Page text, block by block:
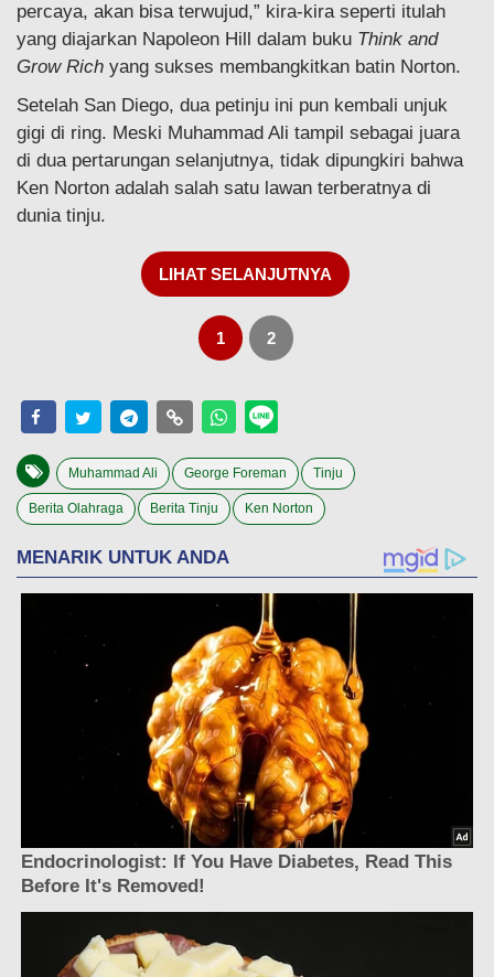
percaya, akan bisa terwujud,” kira-kira seperti itulah
yang diajarkan Napoleon Hill dalam buku Think and
Grow Rich yang sukses membangkitkan batin Norton.
Setelah San Diego, dua petinju ini pun kembali unjuk
gigi di ring. Meski Muhammad Ali tampil sebagai juara
di dua pertarungan selanjutnya, tidak dipungkiri bahwa
Ken Norton adalah salah satu lawan terberatnya di
dunia tinju.
LIHAT SELANJUTNYA
1 2
Muhammad Ali George Foreman Tinju
Berita Olahraga Berita Tinju Ken Norton